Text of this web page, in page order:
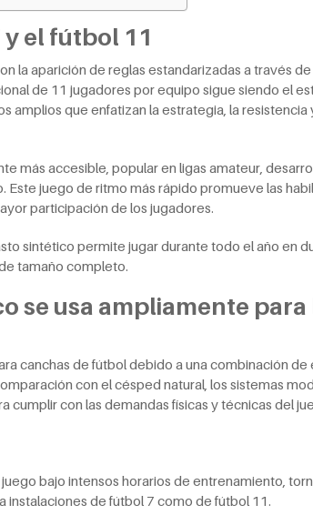
el fútbol 11
la aparición de reglas estandarizadas a través de
de 11 jugadores por equipo sigue siendo el
amplios que enfatizan la estrategia, la resistencia
más accesible, popular en ligas amateur,
juego de ritmo más rápido promueve las
participación de los jugadores.
sintético permite jugar durante todo el año en
tamaño completo.
se usa ampliamente para
canchas de fútbol debido a una combinación de
con el césped natural, los sistemas
cumplir con las demandas físicas y técnicas del
bajo intensos horarios de entrenamiento,
instalaciones de fútbol 7 como de fútbol 11.